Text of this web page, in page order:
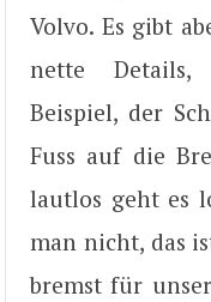
Volvo. Es gibt
nette
Beispiel, der
Fuss auf die
lautlos geht es
man nicht, das
bremst für